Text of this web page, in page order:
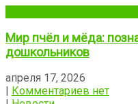
Мир пчёл и мёда:
дошкольников
апреля 17, 2026
Комментариев нет